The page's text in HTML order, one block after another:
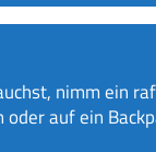
nimm ein
auf ein